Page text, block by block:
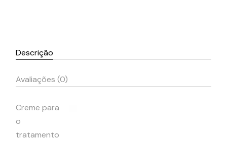
Descrição
Avaliações (0)
Creme para
o
tratamento